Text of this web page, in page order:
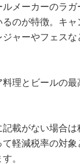
メーカーのラガ
のが特徴。キャ
ャーやフェス
理とビールの
載がない場合は
軽減税率の対象
。